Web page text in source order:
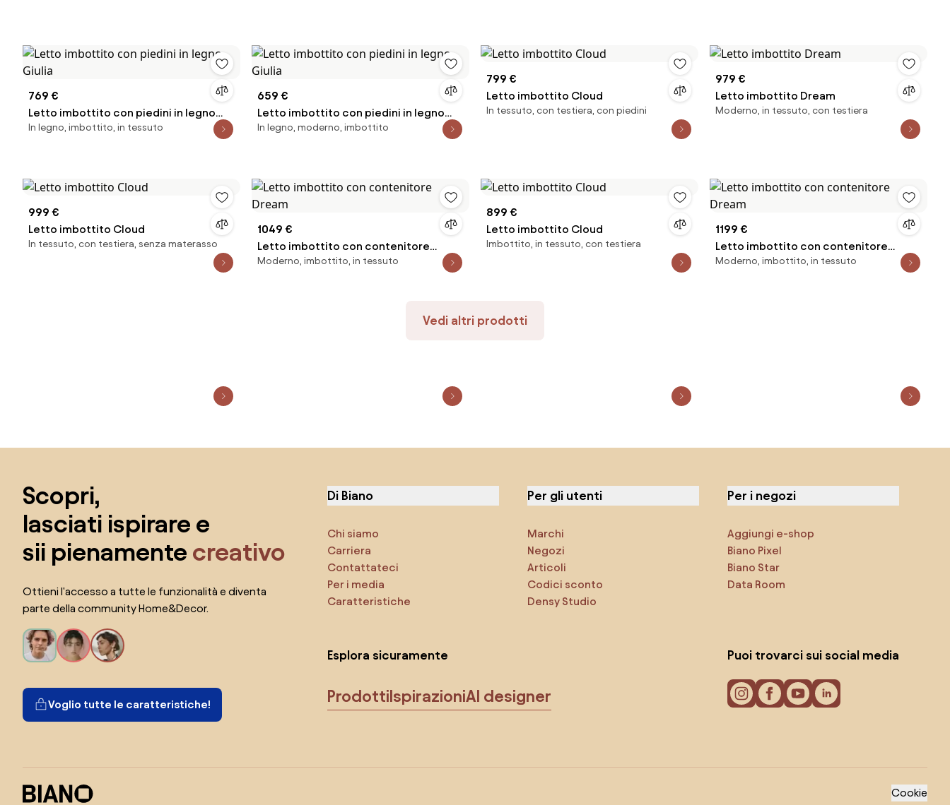
769 €
Letto imbottito con piedini in legno
Giulia
In legno, imbottito, in tessuto
659 €
Letto imbottito con piedini in legno
Giulia
In legno, moderno, imbottito
799 €
Letto imbottito Cloud
In tessuto, con testiera, con piedini
979 €
Letto imbottito Dream
Moderno, in tessuto, con testiera
999 €
Letto imbottito Cloud
In tessuto, con testiera, senza materasso
1049 €
Letto imbottito con contenitore
Dream
Moderno, imbottito, in tessuto
899 €
Letto imbottito Cloud
Imbottito, in tessuto, con testiera
1199 €
Letto imbottito con contenitore
Dream
Moderno, imbottito, in tessuto
Vedi altri prodotti
Scopri,
lasciati ispirare e
sii pienamente creativo
Ottieni l'accesso a tutte le funzionalità e diventa
parte della community Home&Decor.
Voglio tutte le caratteristiche!
Di Biano
Chi siamo
Carriera
Contattateci
Per i media
Caratteristiche
Per gli utenti
Marchi
Negozi
Articoli
Codici sconto
Densy Studio
Per i negozi
Aggiungi e-shop
Biano Pixel
Biano Star
Data Room
Esplora sicuramente
ProdottiIspirazioniAI designer
Puoi trovarci sui social media
Cookie